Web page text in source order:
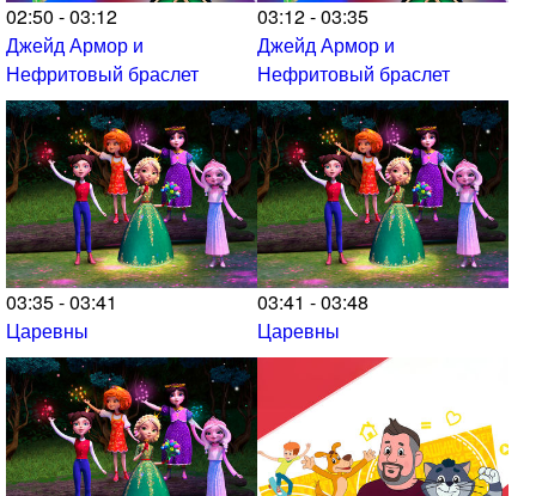
02:50 - 03:12
Джейд Армор и
Нефритовый браслет
03:12 - 03:35
Джейд Армор и
Нефритовый браслет
03:35 - 03:41
Царевны
03:41 - 03:48
Царевны